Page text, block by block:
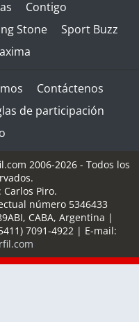
Contigo
Stone
Sport Buzz
Contáctenos
de participación
2006-2026 - Todos los
Piro.
número 5346433
, CABA, Argentina |
7091-4922| E-mail: